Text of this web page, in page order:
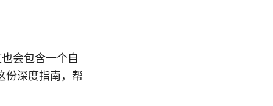
会包含一个自
份深度指南，帮